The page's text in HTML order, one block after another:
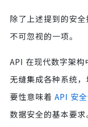
除了上述提到的安全
不可忽视的一项。
API 在现代数字架
无缝集成各种系统
要性意味着 API 安
数据安全的基本要求